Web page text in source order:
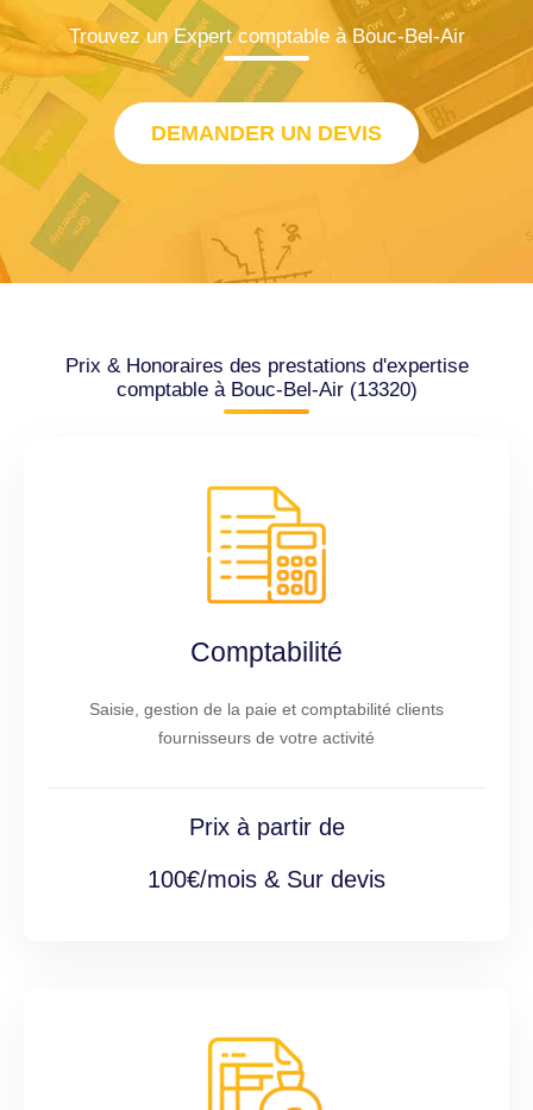
Trouvez un Expert comptable à Bouc-Bel-Air
DEMANDER UN DEVIS
Prix & Honoraires des prestations d'expertise
comptable à Bouc-Bel-Air (13320)
Comptabilité
Saisie, gestion de la paie et comptabilité clients
fournisseurs de votre activité
Prix à partir de
100€/mois & Sur devis